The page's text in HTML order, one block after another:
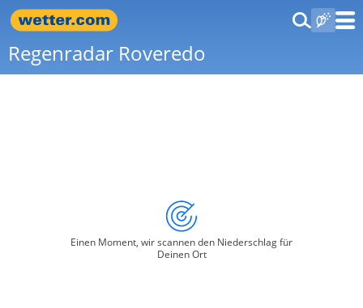
Regenradar Roveredo
Einen Moment, wir scannen den Niederschlag für
Deinen Ort